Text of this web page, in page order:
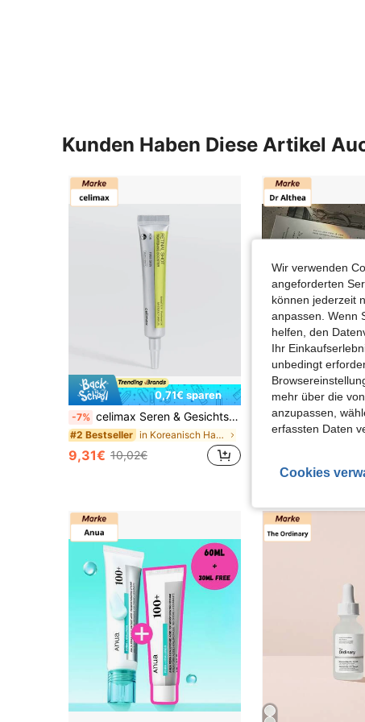
Kunden Haben Diese Artikel
0,71€ sparen
-7% celimax Seren & Gesichtsbehandlung
#2 Bestseller in Koreanisch Hautpflege
9,31€ 10,02€
(1000+)
#1 Bestseller
#1 Bestseller
(1000+)
Wir verwenden
angeforderten
können jederzeit
anpassen. Wenn
helfen, den
Ihr
unbedingt
mehr über die
anzupassen,
erfassten Daten
Cookies